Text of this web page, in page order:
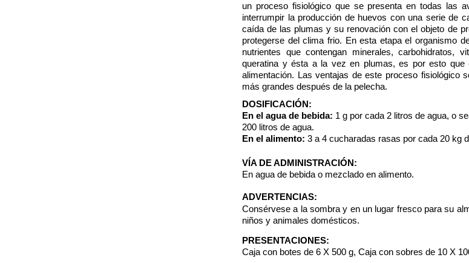
un proceso fisiológico que se presenta en todas las
interrumpir la producción de huevos con una serie de
caída de las plumas y su renovación con el objeto de
protegerse del clima frio. En esta etapa el organismo
nutrientes que contengan minerales, carbohidratos,
queratina y ésta a la vez en plumas, es por esto que
alimentación. Las ventajas de este proceso fisiológico
más grandes después de la pelecha.
DOSIFICACIÓN:
En el agua de bebida: 1 g por cada 2 litros de agua, o
200 litros de agua.
En el alimento: 3 a 4 cucharadas rasas por cada 20 kg
VÍA DE ADMINISTRACIÓN:
En agua de bebida o mezclado en alimento.
ADVERTENCIAS:
Consérvese a la sombra y en un lugar fresco para su
niños y animales domésticos.
PRESENTACIONES:
Caja con botes de 6 X 500 g, Caja con sobres de 10 X